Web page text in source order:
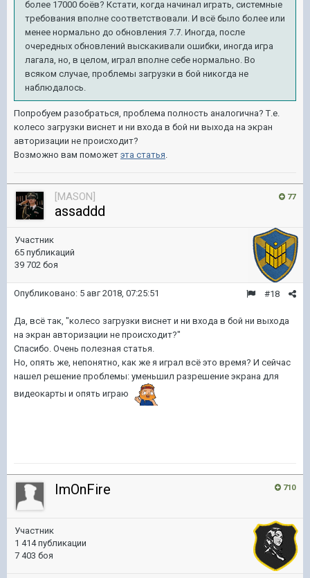
более 17000 боёв? Кстати, когда начинал играть, системные
требования вполне соответствовали. И всё было более или
менее нормально до обновления 7.7. Иногда, после
очередных обновлений выскакивали ошибки, иногда игра
лагала, но, в целом, играл вполне себе нормально. Во
всяком случае, проблемы загрузки в бой никогда не
наблюдалось.
Попробуем разобраться, проблема полность аналогична? Т.е.
колесо загрузки виснет и ни входа в бой ни выхода на экран
авторизации не происходит?
Возможно вам поможет эта статья.
77
[MASON]
assaddd
Участник
65 публикаций
39 702 боя
#18
Опубликовано: 5 авг 2018, 07:25:51
Да, всё так, "колесо загрузки виснет и ни входа в бой ни выхода
на экран авторизации не происходит?"
Спасибо. Очень полезная статья.
Но, опять же, непонятно, как же я играл всё это время? И сейчас
нашел решение проблемы: уменьшил разрешение экрана для
видеокарты и опять играю
710
ImOnFire
Участник
1 414 публикации
7 403 боя